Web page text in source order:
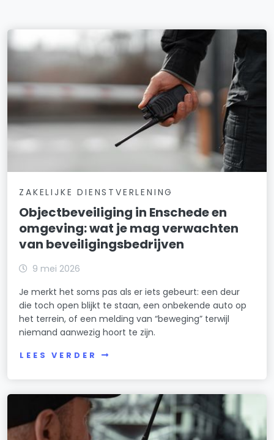
ZAKELIJKE DIENSTVERLENING
Objectbeveiliging in Enschede en
omgeving: wat je mag verwachten
van beveiligingsbedrijven
9 mei 2026
Je merkt het soms pas als er iets gebeurt: een deur
die toch open blijkt te staan, een onbekende auto op
het terrein, of een melding van “beweging” terwijl
niemand aanwezig hoort te zijn.
LEES VERDER